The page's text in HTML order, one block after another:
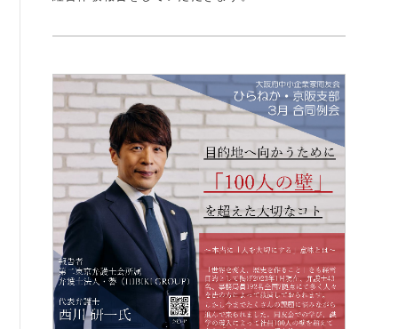
地域経済
キャリア教育
例会案内・活動報告
例会案内・活動報告
入会案内
入会案内
よくある質問